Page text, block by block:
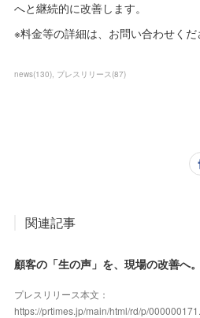
へと継続的に改善します。
※料金等の詳細は、お問い合わせくだ
news(130) プレスリリース (87)
関連記事
プレスリリース本文：
https://prtimes.jp/main/html/rd/p/